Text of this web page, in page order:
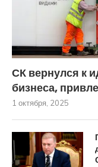
СК вернулся к
бизнеса,
1 октября, 2025